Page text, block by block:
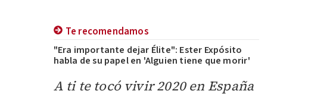
Te recomendamos
"Era importante dejar Élite": Ester Expósito
habla de su papel en 'Alguien tiene que morir'
A ti te tocó vivir 2020 en España